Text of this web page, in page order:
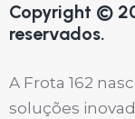
Copyright ©
reservados.
A Frota 162
soluções